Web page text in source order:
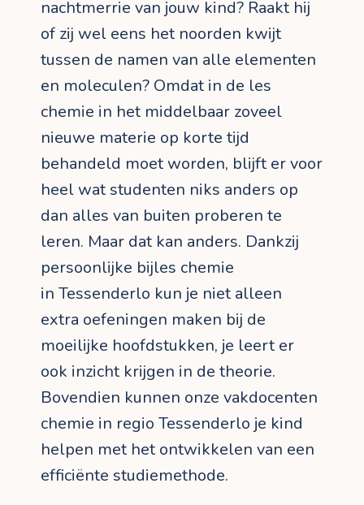
nachtmerrie van jouw kind? Raakt hij
of zij wel eens het noorden kwijt
tussen de namen van alle elementen
en moleculen? Omdat in de les
chemie in het middelbaar zoveel
nieuwe materie op korte tijd
behandeld moet worden, blijft er voor
heel wat studenten niks anders op
dan alles van buiten proberen te
leren. Maar dat kan anders. Dankzij
persoonlijke bijles chemie
in Tessenderlo kun je niet alleen
extra oefeningen maken bij de
moeilijke hoofdstukken, je leert er
ook inzicht krijgen in de theorie.
Bovendien kunnen onze vakdocenten
chemie in regio Tessenderlo je kind
helpen met het ontwikkelen van een
efficiënte studiemethode.